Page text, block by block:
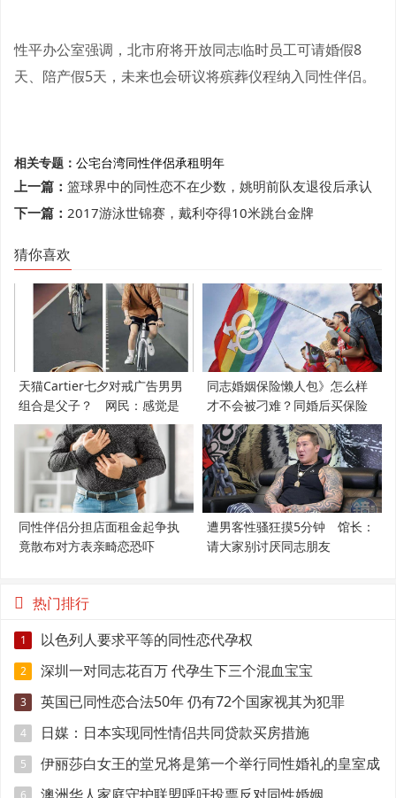
性平办公室强调，北市府将开放同志临时员工可请婚假8
天、陪产假5天，未来也会研议将殡葬仪程纳入同性伴侣。
相关专题： 公宅台湾同性伴侶承租明年
上一篇： 篮球界中的同性恋不在少数，姚明前队友退役后承认
下一篇： 2017游泳世锦赛，戴利夺得10米跳台金牌
猜你喜欢
天猫Cartier七夕对戒广告男男
组合是父子？ 网民：感觉是
支持LGBT
同志婚姻保险懒人包》怎么样
才不会被刁难？同婚后买保险
必知5件事
同性伴侣分担店面租金起争执
竟散布对方表亲畸恋恐吓
遭男客性骚狂摸5分钟 馆长：
请大家别讨厌同志朋友
热门排行
1 以色列人要求平等的同性恋代孕权
2 深圳一对同志花百万 代孕生下三个混血宝宝
3 英国已同性恋合法50年 仍有72个国家视其为犯罪
4 日媒：日本实现同性情侣共同贷款买房措施
5
伊丽莎白女王的堂兄将是第一个举行同性婚礼的皇室成
6